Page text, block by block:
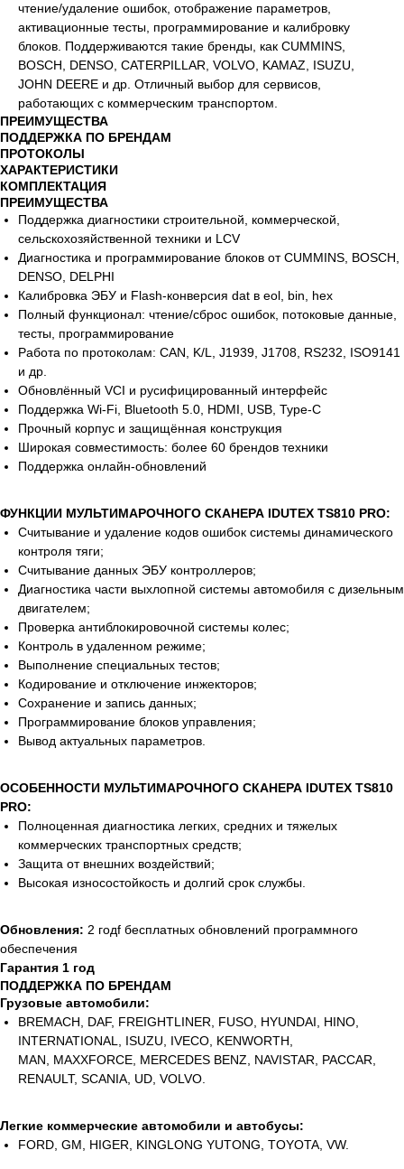
чтение/удаление ошибок, отображение параметров,
активационные тесты, программирование и калибровку
блоков. Поддерживаются такие бренды, как CUMMINS,
BOSCH, DENSO, CATERPILLAR, VOLVO, KAMAZ, ISUZU,
JOHN DEERE и др. Отличный выбор для сервисов,
работающих с коммерческим транспортом.
ПРЕИМУЩЕСТВА
ПОДДЕРЖКА ПО БРЕНДАМ
ПРОТОКОЛЫ
ХАРАКТЕРИСТИКИ
КОМПЛЕКТАЦИЯ
ПРЕИМУЩЕСТВА
Поддержка диагностики строительной, коммерческой,
сельскохозяйственной техники и LCV
Диагностика и программирование блоков от CUMMINS, BOSCH,
DENSO, DELPHI
Калибровка ЭБУ и Flash-конверсия dat в eol, bin, hex
Полный функционал: чтение/сброс ошибок, потоковые данные,
тесты, программирование
Работа по протоколам: CAN, K/L, J1939, J1708, RS232, ISO9141
и др.
Обновлённый VCI и русифицированный интерфейс
Поддержка Wi-Fi, Bluetooth 5.0, HDMI, USB, Type-C
Прочный корпус и защищённая конструкция
Широкая совместимость: более 60 брендов техники
Поддержка онлайн-обновлений
ФУНКЦИИ МУЛЬТИМАРОЧНОГО СКАНЕРА IDUTEX TS810 PRO:
Считывание и удаление кодов ошибок системы динамического
контроля тяги;
Считывание данных ЭБУ контроллеров;
Диагностика части выхлопной системы автомобиля с дизельным
двигателем;
Проверка антиблокировочной системы колес;
Контроль в удаленном режиме;
Выполнение специальных тестов;
Кодирование и отключение инжекторов;
Сохранение и запись данных;
Программирование блоков управления;
Вывод актуальных параметров.
ОСОБЕННОСТИ МУЛЬТИМАРОЧНОГО СКАНЕРА IDUTEX TS810
PRO:
Полноценная диагностика легких, средних и тяжелых
коммерческих транспортных средств;
Защита от внешних воздействий;
Высокая износостойкость и долгий срок службы.
Обновления: 2 годf бесплатных обновлений программного
обеспечения
Гарантия 1 год
ПОДДЕРЖКА ПО БРЕНДАМ
Грузовые автомобили:
BREMACH, DAF, FREIGHTLINER, FUSO, HYUNDAI, HINO,
INTERNATIONAL, ISUZU, IVECO, KENWORTH,
MAN, MAXXFORCE, MERCEDES BENZ, NAVISTAR, PACCAR,
RENAULT, SCANIA, UD, VOLVO.
Легкие коммерческие автомобили и автобусы:
FORD, GM, HIGER, KINGLONG YUTONG, TOYOTA, VW.